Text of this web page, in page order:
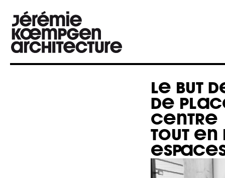
LE BUT
DE
CENTRE
TOUT EN